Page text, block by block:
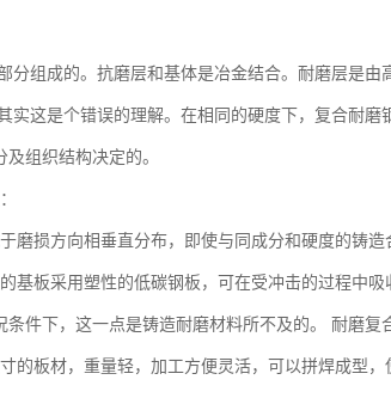
分组成的。抗磨层和基体是冶金结合。耐磨层是由
实这是个错误的理解。在相同的硬度下，复合耐
组织结构决定的。
磨损方向相垂直分布，即使与同成分和硬度的铸造
基板采用塑性的低碳钢板，可在受冲击的过程中
条件下，这一点是铸造耐磨材料所不及的。 耐磨复
的板材，重量轻，加工方便灵活，可以拼焊成型，